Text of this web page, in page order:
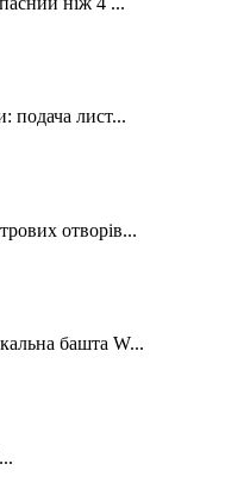
подача лист...
отворів...
башта W...